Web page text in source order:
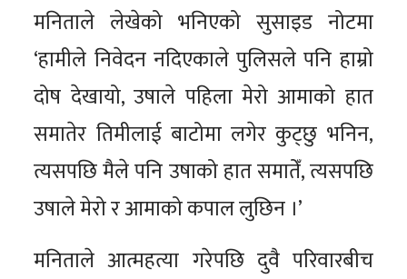
मनिताले लेखेको भनिएको सुसाइड नोटमा
‘हामीले निवेदन नदिएकाले पुलिसले पनि हाम्रो
दोष देखायो, उषाले पहिला मेरो आमाको हात
समातेर तिमीलाई बाटोमा लगेर कुट्छु भनिन,
त्यसपछि मैले पनि उषाको हात समातेँ, त्यसपछि
उषाले मेरो र आमाको कपाल लुछिन ।’
मनिताले आत्महत्या गरेपछि दुवै परिवारबीच